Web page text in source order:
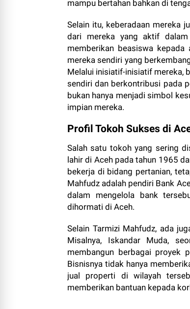
mampu bertahan bahkan di
Selain itu, keberadaan mereka
dari mereka yang aktif
memberikan beasiswa kepada
mereka sendiri yang
Melalui inisiatif-inisiatif mereka,
sendiri dan berkontribusi pada
bukan hanya menjadi simbol
impian mereka.
Profil Tokoh Sukses di
Salah satu tokoh yang sering
lahir di Aceh pada tahun 1965
bekerja di bidang pertanian,
Mahfudz adalah pendiri Bank
dalam mengelola bank
dihormati di Aceh.
Selain Tarmizi Mahfudz, ada
Misalnya, Iskandar Muda,
membangun berbagai proyek
Bisnisnya tidak hanya
jual properti di wilayah
memberikan bantuan kepada